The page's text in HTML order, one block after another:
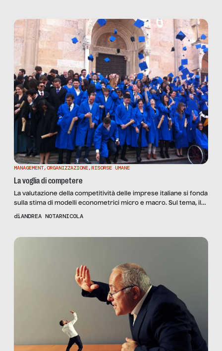
MANAGEMENT,ORGANIZZAZIONE,RISORSE UMANE
La voglia di competere
La valutazione della competitività delle imprese italiane si fonda
sulla stima di modelli econometrici micro e macro. Sul tema, il
World Economic Forum elabora sempre nuove soluzioni
indici per valutare quanto sanno essere competitivi gli umani
diANDREA NOTARNICOLA